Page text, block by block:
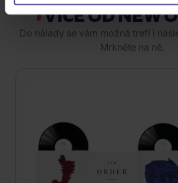
VÍCE OD NEW
Do nálady se vám možná trefí i
Mrkněte na ně.